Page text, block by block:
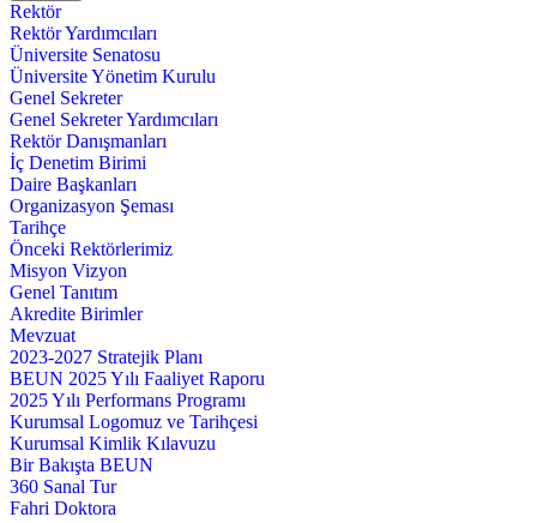
Rektör
Rektör Yardımcıları
Üniversite Senatosu
Üniversite Yönetim Kurulu
Genel Sekreter
Genel Sekreter Yardımcıları
Rektör Danışmanları
İç Denetim Birimi
Daire Başkanları
Organizasyon Şeması
Tarihçe
Önceki Rektörlerimiz
Misyon Vizyon
Genel Tanıtım
Akredite Birimler
Mevzuat
2023-2027 Stratejik Planı
BEUN 2025 Yılı Faaliyet Raporu
2025 Yılı Performans Programı
Kurumsal Logomuz ve Tarihçesi
Kurumsal Kimlik Kılavuzu
Bir Bakışta BEUN
360 Sanal Tur
Fahri Doktora